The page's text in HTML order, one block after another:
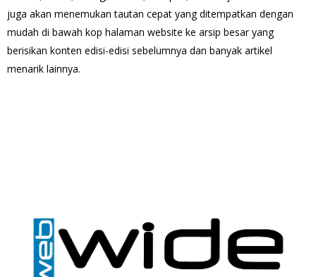
juga akan menemukan tautan cepat yang ditempatkan dengan
mudah di bawah kop halaman website ke arsip besar yang
berisikan konten edisi-edisi sebelumnya dan banyak artikel
menarik lainnya.